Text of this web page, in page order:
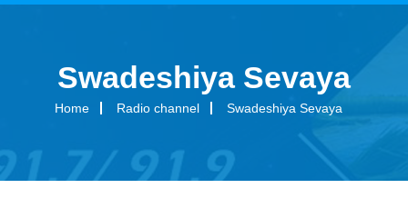
Background
Overview
Functions
Organization Structure
Swadeshiya Sevaya
Home Radio channel Swadeshiya Sevaya